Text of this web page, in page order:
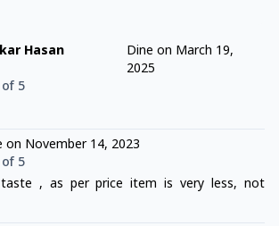
Hasan
Dine on March 19,
2025
5
on November 14, 2023
5
, as per price item is very less, not